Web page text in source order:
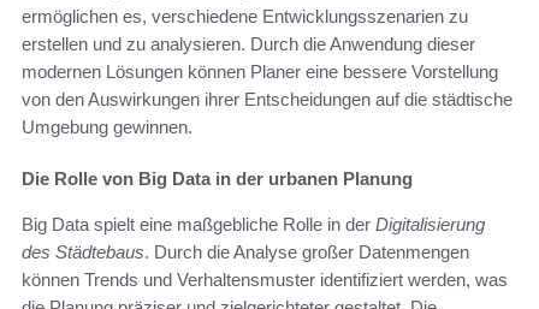
ermöglichen es, verschiedene Entwicklungsszenarien zu
erstellen und zu analysieren. Durch die Anwendung dieser
modernen Lösungen können Planer eine bessere Vorstellung
von den Auswirkungen ihrer Entscheidungen auf die städtische
Umgebung gewinnen.
Die Rolle von Big Data in der urbanen Planung
Big Data spielt eine maßgebliche Rolle in der Digitalisierung
des Städtebaus. Durch die Analyse großer Datenmengen
können Trends und Verhaltensmuster identifiziert werden, was